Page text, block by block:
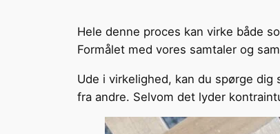
Hele denne proces kan virke både
Formålet med vores samtaler og
Ude i virkelighed, kan du spørge
fra andre. Selvom det lyder